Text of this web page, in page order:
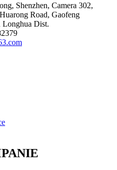
Shenzhen, Camera 302,
Road, Gaofeng
Longhua Dist.